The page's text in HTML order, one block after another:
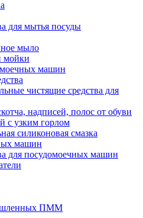
для мытья посуды
мыло
мойки
машин
чистящие средства для
надписей, полос от обуви
с узким горлом
силиконовая смазка
машин
для посудомоечных машин
ПММ